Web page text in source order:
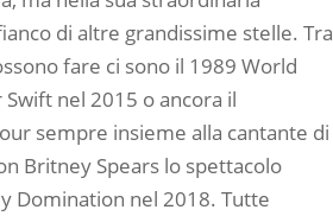
di altre grandissime stelle. Tra
fare ci sono il 1989 World
nel 2015 o ancora il
sempre insieme alla cantante di
Britney Spears lo spettacolo
Domination nel 2018. Tutte